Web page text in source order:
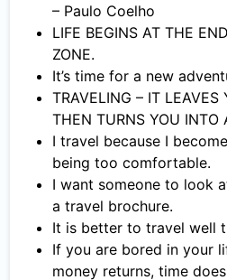
– Paulo Coelho
LIFE BEGINS AT THE
ZONE.
It’s time for a new
TRAVELING – IT LEAVES
THEN TURNS YOU INTO
I travel because I
being too comfortable.
I want someone to look
a travel brochure.
It is better to travel well
If you are bored in your
money returns, time